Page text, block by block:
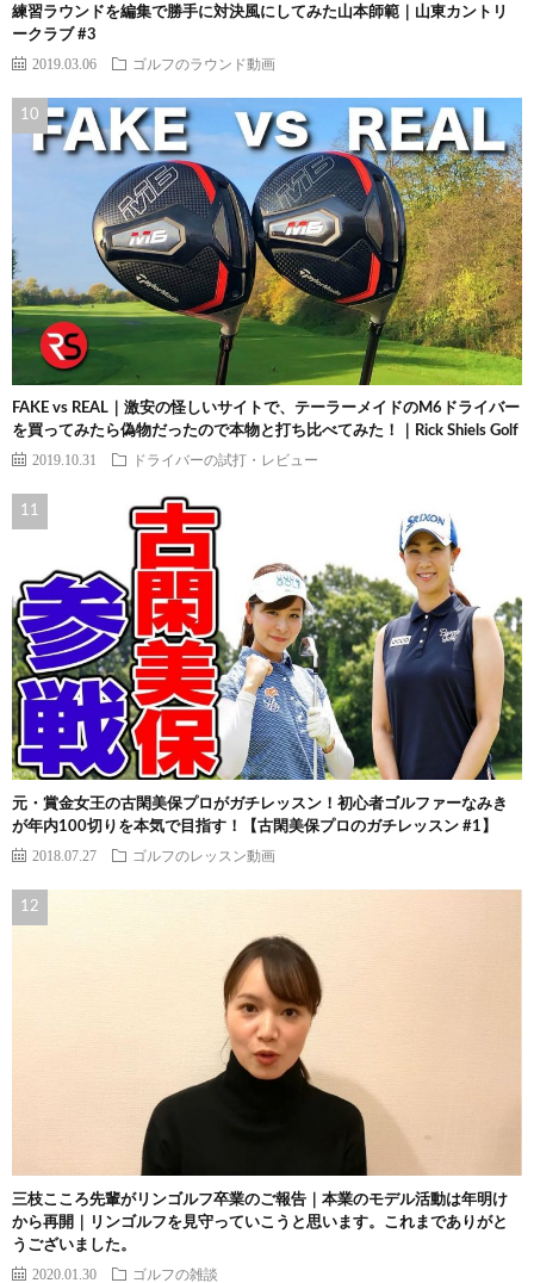
練習ラウンドを編集で勝手に対決風にしてみた山本師範｜山東カントリ
ークラブ #3
2019.03.06 ゴルフのラウンド動画
FAKE vs REAL｜激安の怪しいサイトで、テーラーメイドのM6ドライバー
を買ってみたら偽物だったので本物と打ち比べてみた！｜Rick Shiels Golf
2019.10.31 ドライバーの試打・レビュー
元・賞金女王の古閑美保プロがガチレッスン！初心者ゴルファーなみき
が年内100切りを本気で目指す！【古閑美保プロのガチレッスン #1】
2018.07.27 ゴルフのレッスン動画
三枝こころ先輩がリンゴルフ卒業のご報告｜本業のモデル活動は年明け
から再開｜リンゴルフを見守っていこうと思います。これまでありがと
うございました。
2020.01.30 ゴルフの雑談